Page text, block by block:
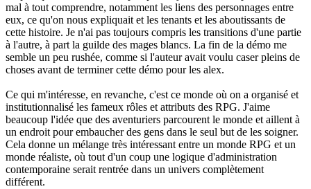
mal à tout comprendre, notamment les liens des personnages entre
eux, ce qu'on nous expliquait et les tenants et les aboutissants de
cette histoire. Je n'ai pas toujours compris les transitions d'une partie
à l'autre, à part la guilde des mages blancs. La fin de la démo me
semble un peu rushée, comme si l'auteur avait voulu caser pleins de
choses avant de terminer cette démo pour les alex.
Ce qui m'intéresse, en revanche, c'est ce monde où on a organisé et
institutionnalisé les fameux rôles et attributs des RPG. J'aime
beaucoup l'idée que des aventuriers parcourent le monde et aillent à
un endroit pour embaucher des gens dans le seul but de les soigner.
Cela donne un mélange très intéressant entre un monde RPG et un
monde réaliste, où tout d'un coup une logique d'administration
contemporaine serait rentrée dans un univers complètement
différent.